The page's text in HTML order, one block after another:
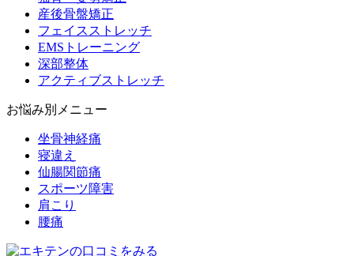
産後骨盤矯正
フェイスストレッチ
EMSトレーニング
深部整体
アクティブストレッチ
お悩み別メニュー
坐骨神経痛
寝違え
仙腸関節痛
スポーツ障害
肩こり
腰痛